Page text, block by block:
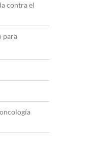
contra el
para